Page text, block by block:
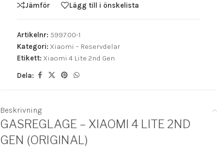
Jämför Lägg till i önskelista
Artikelnr: 5997.00-1
Kategori: Xiaomi – Reservdelar
Etikett: Xiaomi 4 Lite 2nd Gen
Dela:
Beskrivning
GASREGLAGE – XIAOMI 4 LITE 2ND
GEN (ORIGINAL)